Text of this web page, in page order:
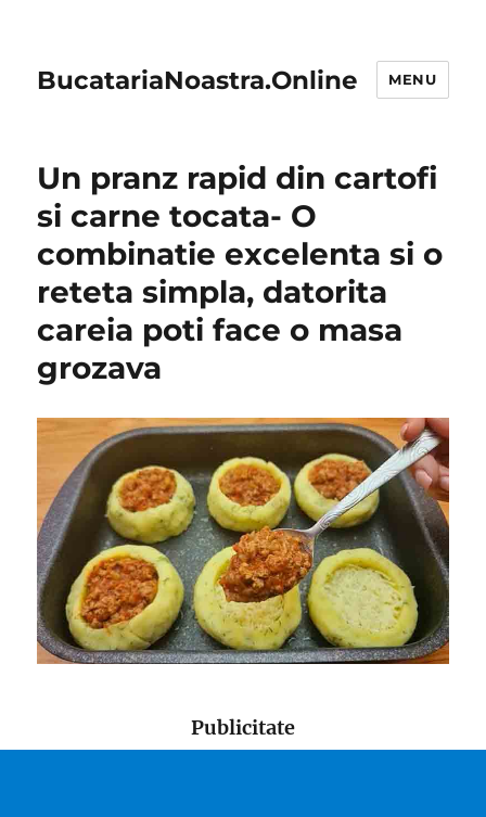
BucatariaNoastra.Online MENU
Un pranz rapid din cartofi
si carne tocata- O
combinatie excelenta si o
reteta simpla, datorita
careia poti face o masa
grozava
Publicitate